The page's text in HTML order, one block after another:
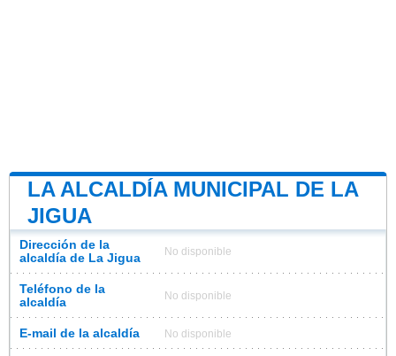
LA ALCALDÍA MUNICIPAL DE LA
JIGUA
Dirección de la
alcaldía de La Jigua
No disponible
Teléfono de la
alcaldía
No disponible
E-mail de la alcaldía No disponible